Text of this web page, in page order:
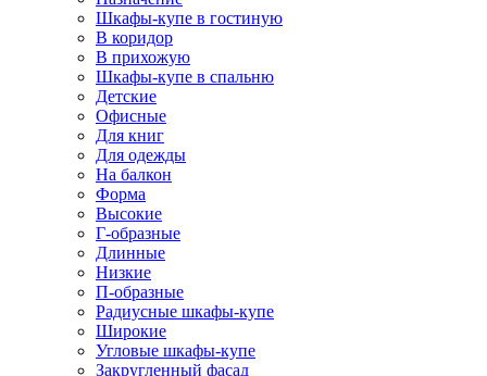
Шкафы-купе в гостиную
В коридор
В прихожую
Шкафы-купе в спальню
Детские
Офисные
Для книг
Для одежды
На балкон
Форма
Высокие
Г-образные
Длинные
Низкие
П-образные
Радиусные шкафы-купе
Широкие
Угловые шкафы-купе
Закругленный фасад